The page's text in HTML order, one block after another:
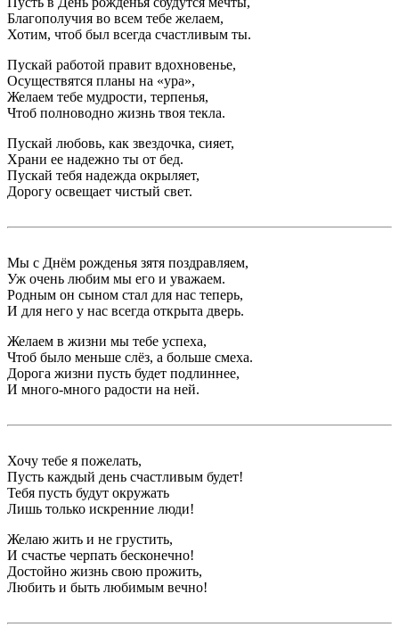
Благополучия во всем тебе желаем,
Хотим, чтоб был всегда счастливым ты.
Пускай работой правит вдохновенье,
Осуществятся планы на «ура»,
Желаем тебе мудрости, терпенья,
Чтоб полноводно жизнь твоя текла.
Пускай любовь, как звездочка, сияет,
Храни ее надежно ты от бед.
Пускай тебя надежда окрыляет,
Дорогу освещает чистый свет.
Мы с Днём рожденья зятя поздравляем,
Уж очень любим мы его и уважаем.
Родным он сыном стал для нас теперь,
И для него у нас всегда открыта дверь.
Желаем в жизни мы тебе успеха,
Чтоб было меньше слёз, а больше смеха.
Дорога жизни пусть будет подлиннее,
И много-много радости на ней.
Хочу тебе я пожелать,
Пусть каждый день счастливым будет!
Тебя пусть будут окружать
Лишь только искренние люди!
Желаю жить и не грустить,
И счастье черпать бесконечно!
Достойно жизнь свою прожить,
Любить и быть любимым вечно!